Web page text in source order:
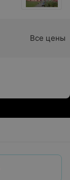
Все цены